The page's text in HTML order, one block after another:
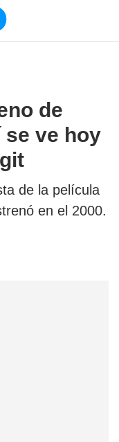
de
se ve hoy
de la película
en el 2000.